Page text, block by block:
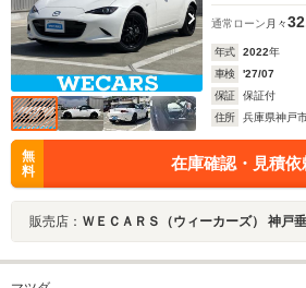
通常ローン 月々
年式 2022年
車検
'27/07
保証
保証付
住所
兵庫県神戸
無
料
在庫確認・見積依
販売店： ＷＥＣＡＲＳ（ウィーカーズ） 神戸